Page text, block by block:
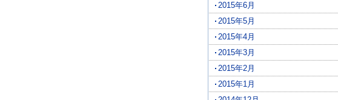
2015年6月
2015年5月
2015年4月
2015年3月
2015年2月
2015年1月